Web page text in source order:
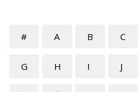
# A B C
G H I J